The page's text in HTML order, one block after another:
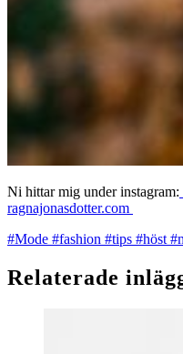
Ni hittar mig under instagram:
ragnajonasdotter.com
#Mode #fashion #tips #höst
Relaterade